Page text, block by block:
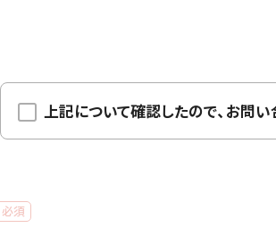
上記について確認したので、お問
必須